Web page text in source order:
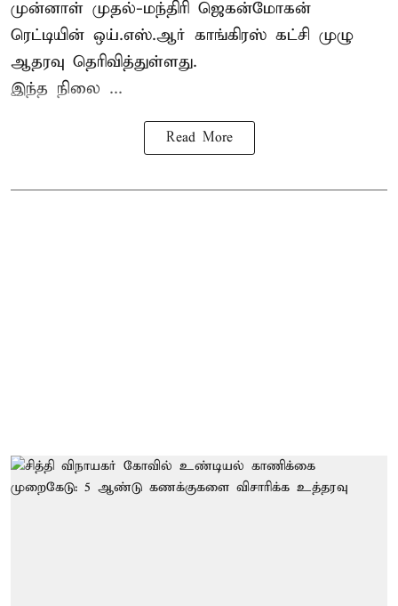
முன்னாள் முதல்-மந்திரி ஜெகன்மோகன்
ரெட்டியின் ஒய்.எஸ்.ஆர் காங்கிரஸ் கட்சி முழு
ஆதரவு தெரிவித்துள்ளது.
இந்த நிலை ...
Read More